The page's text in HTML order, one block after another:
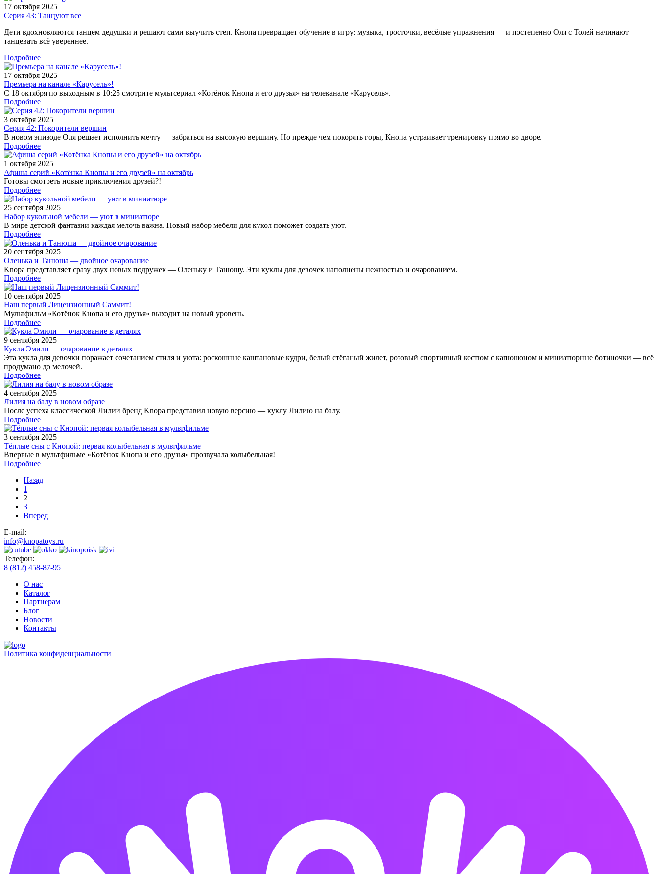
17 октября 2025
Серия 43: Танцуют все
Дети вдохновляются танцем дедушки и решают сами выучить степ. Кнопа превращает обучение в игру: музыка, тросточки, весёлые упражнения — и постепенно Оля с Толей начинают
танцевать всё увереннее.
Подробнее
17 октября 2025
Премьера на канале «Карусель»!
С 18 октября по выходным в 10:25 смотрите мультсериал «Котёнок Кнопа и его друзья» на телеканале «Карусель».
Подробнее
3 октября 2025
Серия 42: Покорители вершин
В новом эпизоде Оля решает исполнить мечту — забраться на высокую вершину. Но прежде чем покорять горы, Кнопа устраивает тренировку прямо во дворе.
Подробнее
1 октября 2025
Афиша серий «Котёнка Кнопы и его друзей» на октябрь
Готовы смотреть новые приключения друзей?!
Подробнее
25 сентября 2025
Набор кукольной мебели — уют в миниатюре
В мире детской фантазии каждая мелочь важна. Новый набор мебели для кукол поможет создать уют.
Подробнее
20 сентября 2025
Оленька и Танюша — двойное очарование
Knopa представляет сразу двух новых подружек — Оленьку и Танюшу. Эти куклы для девочек наполнены нежностью и очарованием.
Подробнее
10 сентября 2025
Наш первый Лицензионный Саммит!
Мультфильм «Котёнок Кнопа и его друзья» выходит на новый уровень.
Подробнее
9 сентября 2025
Кукла Эмили — очарование в деталях
Эта кукла для девочки поражает сочетанием стиля и уюта: роскошные каштановые кудри, белый стёганый жилет, розовый спортивный костюм с капюшоном и миниатюрные ботиночки — всё
продумано до мелочей.
Подробнее
4 сентября 2025
Лилия на балу в новом образе
После успеха классической Лилии бренд Knopa представил новую версию — куклу Лилию на балу.
Подробнее
3 сентября 2025
Тёплые сны с Кнопой: первая колыбельная в мультфильме
Впервые в мультфильме «Котёнок Кнопа и его друзья» прозвучала колыбельная!
Подробнее
Назад
1
2
3
Вперед
E-mail:
info@knopatoys.ru
Телефон:
8 (812) 458-87-95
О нас
Каталог
Партнерам
Блог
Новости
Контакты
Политика конфиденциальности